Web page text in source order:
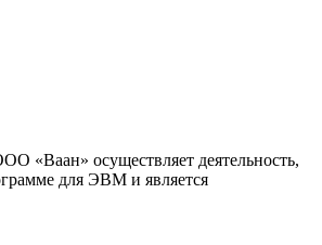
«Ваан» осуществляет деятельность,
для ЭВМ и является